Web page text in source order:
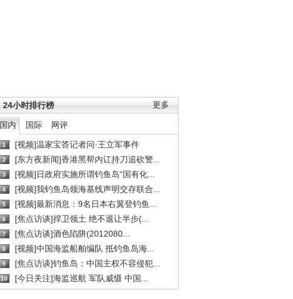
更多
24小时排行榜
国内 国际 网评
1 [视频]温家宝答记者问·王立军事件
2 [东方夜新闻]香港黑帮内讧持刀追砍警...
3 [视频]日政府实施所谓钓鱼岛“国有化...
4 [视频]我钓鱼岛领海基线声明交存联合...
5 [视频]最新消息：9名日本右翼登钓鱼...
6 [焦点访谈]捍卫领土 绝不退让半步(...
7 [焦点访谈]酒色陷阱(2012080...
8 [视频]中国海监船舶编队 抵钓鱼岛海...
9 [焦点访谈]钓鱼岛：中国主权不容侵犯...
10 [今日关注]海监巡航 军队威慑 中国...